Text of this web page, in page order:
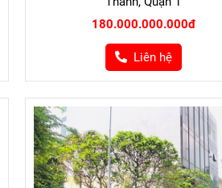
180.000.000.000đ
Liên hệ